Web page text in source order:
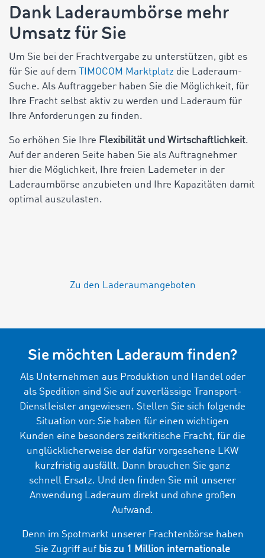
Dank Laderaumbörse mehr
Umsatz für Sie
Um Sie bei der Frachtvergabe zu unterstützen, gibt es
für Sie auf dem
TIMOCOM Marktplatz die Laderaum-
Suche. Als Auftraggeber haben Sie die Möglichkeit, für
Ihre Fracht selbst aktiv zu werden und Laderaum für
Ihre Anforderungen zu finden.
So erhöhen Sie Ihre Flexibilität und Wirtschaftlichkeit.
Auf der anderen Seite haben Sie als Auftragnehmer
hier die Möglichkeit, Ihre freien Lademeter in der
Laderaumbörse anzubieten und Ihre Kapazitäten damit
optimal auszulasten.
Zu den Laderaumangeboten
Sie möchten Laderaum finden?
Als Unternehmen aus Produktion und Handel oder
als Spedition sind Sie auf zuverlässige Transport-
Dienstleister angewiesen. Stellen Sie sich folgende
Situation vor: Sie haben für einen wichtigen
Kunden eine besonders zeitkritische Fracht, für die
unglücklicherweise der dafür vorgesehene LKW
kurzfristig ausfällt. Dann brauchen Sie ganz
schnell Ersatz. Und den finden Sie mit unserer
Anwendung Laderaum direkt und ohne großen
Aufwand.
Denn im Spotmarkt unserer Frachtenbörse haben
Sie Zugriff auf bis zu 1 Million internationale